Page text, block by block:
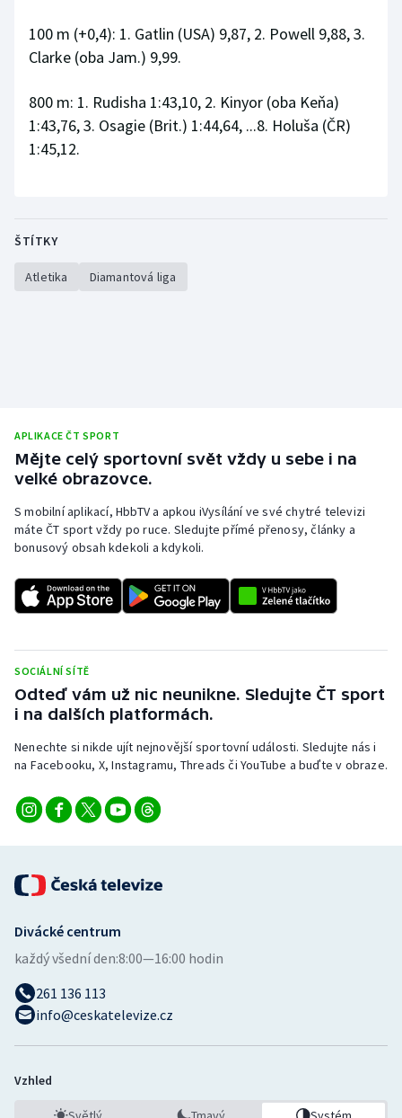
100 m (+0,4): 1. Gatlin (USA) 9,87, 2. Powell 9,88, 3.
Clarke (oba Jam.) 9,99.
800 m: 1. Rudisha 1:43,10, 2. Kinyor (oba Keňa)
1:43,76, 3. Osagie (Brit.) 1:44,64, ...8. Holuša (ČR)
1:45,12.
ŠTÍTKY
Atletika Diamantová liga
APLIKACE ČT SPORT
Mějte celý sportovní svět vždy u sebe i na
velké obrazovce.
S mobilní aplikací, HbbTV a apkou iVysílání ve své chytré televizi
máte ČT sport vždy po ruce. Sledujte přímé přenosy, články a
bonusový obsah kdekoli a kdykoli.
SOCIÁLNÍ SÍTĚ
Odteď vám už nic neunikne. Sledujte ČT sport
i na dalších platformách.
Nenechte si nikde ujít nejnovější sportovní události. Sledujte nás i
na Facebooku, X, Instagramu, Threads či YouTube a buďte v obraze.
Divácké centrum
každý všední den:8:00—16:00 hodin
261 136 113
info@ceskatelevize.cz
Vzhled